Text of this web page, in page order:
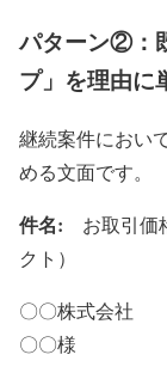
パターン②：
プ」を理由に
継続案件におい
める文面です。
件名: お取引価
クト）
〇〇株式会社
〇〇様